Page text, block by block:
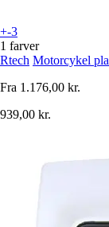
+-3
1 farver
Rtech Motorcykel
Fra 1.176,00 kr.
939,00 kr.